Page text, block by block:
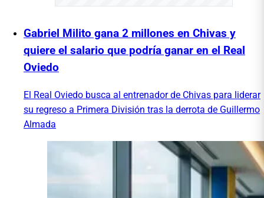
Gabriel Milito gana 2 millones en Chivas y
quiere el salario que podría ganar en el Real
Oviedo
El Real Oviedo busca al entrenador de Chivas para liderar
su regreso a Primera División tras la derrota de Guillermo
Almada